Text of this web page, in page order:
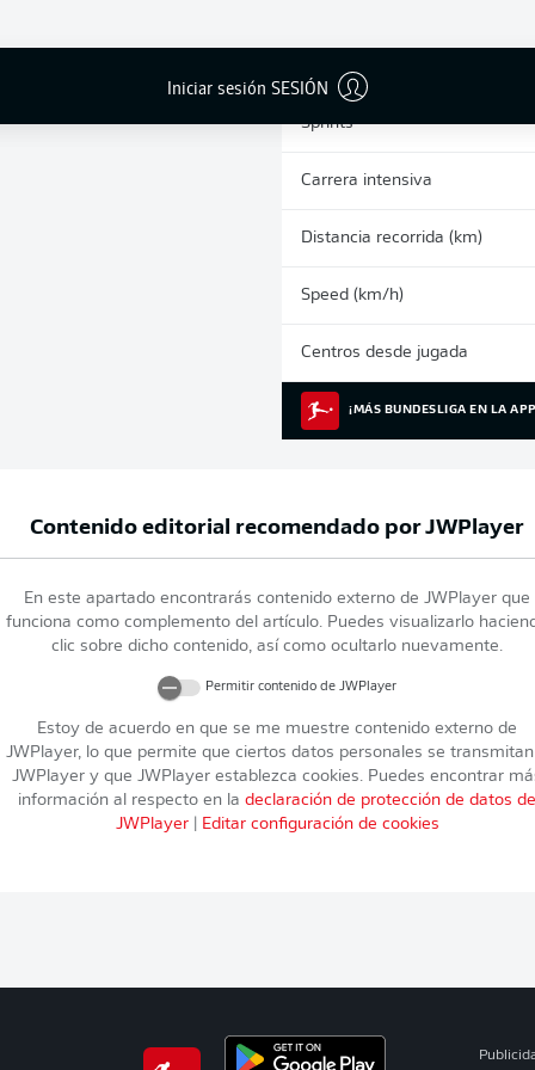
Iniciar sesión SESIÓN
Sprints
Carrera intensiva
Distancia recorrida (km)
Speed (km/h)
Centros desde jugada
¡MÁS BUNDESLIGA EN LA
Contenido editorial recomendado porJWPlayer
En este apartado encontrarás contenido externo de JWPlayer que
funciona como complemento del artículo. Puedes visualizarlo
clic sobre dicho contenido, así como ocultarlo nuevamente.
Permitir contenido de JWPlayer
Estoy de acuerdo en que se me muestre contenido externo de
JWPlayer, lo que permite que ciertos datos personales se
JWPlayer y que JWPlayer establezca cookies. Puedes encontrar
información al respecto en la declaración de protección de datos de
JWPlayer| Editar configuración de cookies